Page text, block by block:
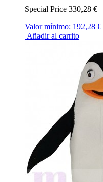
Special Price 330,28 €
Valor mínimo: 192,28 €
Añadir al carrito